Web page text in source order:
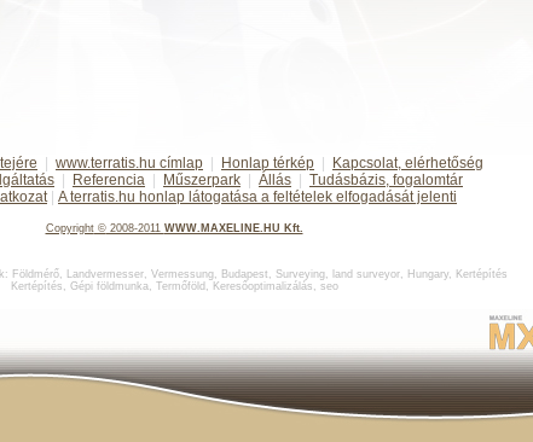
www.terratis.hu címlap Honlap térkép
Kapcsolat, elérhetőség
Referencia Műszerpark Állás
Tudásbázis, fogalomtár
A terratis.hu honlap látogatása a feltételek elfogadását jelenti
Copyright©2008-2011 WWW.MAXELINE.HU Kft.
Földmérő, Landvermesser, Vermessung, Budapest , Surveying, land surveyor, Hungary, Kertépítés
Kertépítés , Gépi földmunka, Termőföld , Keresőoptimalizálás , seo